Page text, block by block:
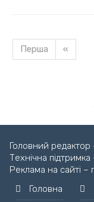
Перша «
Головний
Технічна
Реклама на сайті
Головна